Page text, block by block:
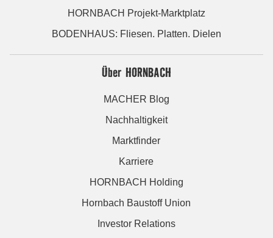
HORNBACH Projekt-Marktplatz
BODENHAUS: Fliesen. Platten. Dielen
Über HORNBACH
MACHER Blog
Nachhaltigkeit
Marktfinder
Karriere
HORNBACH Holding
Hornbach Baustoff Union
Investor Relations